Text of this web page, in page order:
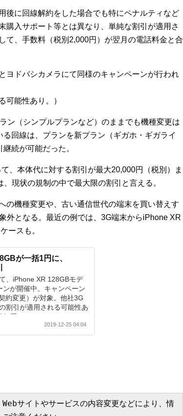
後に回線解約をした場合でも特にペナルティなど
購入サポート等とは異なり、単純な割引が適用さ
て、手数料（税別2,000円）が翌月の電話料金と合
ヨドバシカメラにて同様のキャンペーンが行われ
可能性あり。）
ン（シンプルプランなど）のままでも機種変更は
回線は、プランを新プラン（ギガホ・ギガライ
続が可能だった。
、本体代に対する割引が最大20,000円（税別）ま
現状の規制の中で最大限の割引と言える。
の機種変更や、古い通信世代の端末を買い替えす
外となる。最近の例では、3G端末からiPhone XR
ースも。
が一括1円に、
、iPhone XR 128GBモデ
が開催中。キャンペーン
約変更）が対象。他社3G
割引が適用される可能性あ
1円に ...
2019-12-25 04:04
サイトやサービスの内容変更などにより、情